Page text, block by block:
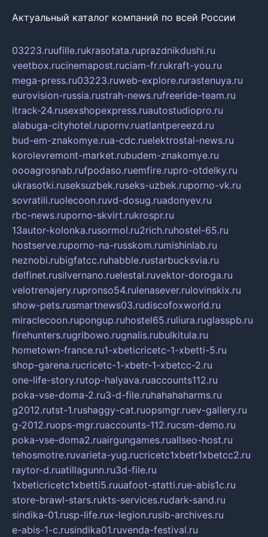
Актуальный каталог компаний по всей России
03223.ruufille.rukrasotata.ruprazdnikdushi.ru
veetbox.rucinemapost.ruciam-fr.rukraft-you.ru
mega-press.ru03223.ruweb-explore.rurastenuya.ru
eurovision-russia.rustrah-news.rufreeride-team.ru
itrack-24.rusexshopexpress.ruautostudiopro.ru
alabuga-cityhotel.rupornv.ruatlantpereezd.ru
bud-em-znakomye.rua-cdc.ruelektrostal-news.ru
korolevremont-market.rubudem-znakomye.ru
oooagrosnab.rufpodaso.ruemfire.rupro-otdelky.ru
ukrasotki.ruseksuzbek.ruseks-uzbek.ruporno-vk.ru
sovratili.ruolecoon.ruvd-dosug.ruadonyev.ru
rbc-news.ruporno-skvirt.rukrospr.ru
13autor-kolonka.rusormol.ru2rich.ruhostel-65.ru
hostserve.ruporno-na-russkom.rumishinlab.ru
neznobi.rubigfatcc.ruhabble.rustarbucksvia.ru
delfinet.rusilvernano.ruelestal.ruvektor-doroga.ru
velotrenajery.rupronso54.rulenasever.rulovinskix.ru
show-pets.rusmartnews03.rudiscofoxworld.ru
miraclecoon.rupongup.ruhostel65.ruliura.ruglasspb.ru
firehunters.rugribowo.rugnalis.rubulkitula.ru
hometown-france.ru1-xbeticricetc-1-xbetti-5.ru
shop-garena.rucricetc-1-xbetr-1-xbetcc-2.ru
one-life-story.rutop-halyava.ruaccounts112.ru
poka-vse-doma-2.ru3-d-file.ruhahahaharms.ru
g2012.rutst-1.rushaggy-cat.ruopsmgr.ruev-gallery.ru
g-2012.ruops-mgr.ruaccounts-112.rucsm-demo.ru
poka-vse-doma2.ruairgungames.ruallseo-host.ru
tehosmotre.ruvarieta-yug.rucricetc1xbetr1xbetcc2.ru
raytor-d.ruatillagunn.ru3d-file.ru
1xbeticricetc1xbetti5.ruuafoot-statti.rue-abis1c.ru
store-brawl-stars.rukts-services.rudark-sand.ru
sindika-01.rusp-life.rux-legion.rusib-archives.ru
e-abis-1-c.rusindika01.ruvenda-festival.ru